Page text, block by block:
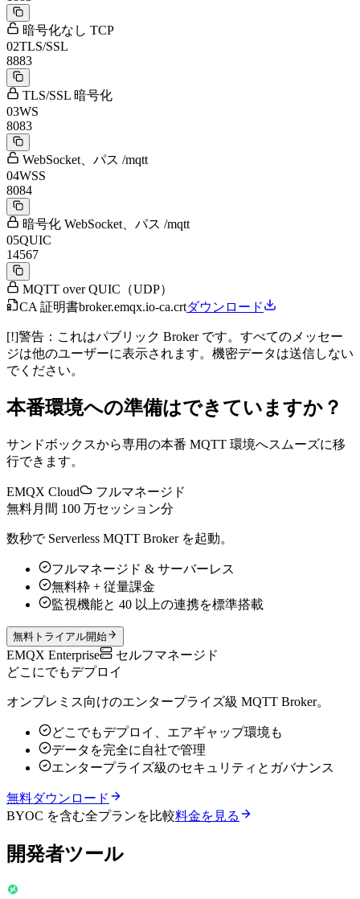
暗号化なし TCP
02TLS/SSL
8883
TLS/SSL 暗号化
03WS
8083
WebSocket、パス /mqtt
04WSS
8084
暗号化 WebSocket、パス /mqtt
05QUIC
14567
MQTT over QUIC（UDP）
CA 証明書broker.emqx.io-ca.crtダウンロード
[!]警告： これはパブリック Broker です。すべてのメッセー
ジは他のユーザーに表示されます。機密データは送信しない
でください。
本番環境への準備はできていますか？
サンドボックスから専用の本番 MQTT 環境へスムーズに移
行できます。
EMQX Cloud
フルマネージド
無料月間 100 万セッション分
数秒で Serverless MQTT Broker を起動。
フルマネージド & サーバーレス
無料枠 + 従量課金
監視機能と 40 以上の連携を標準搭載
無料トライアル開始
EMQX Enterprise
セルフマネージド
どこにでもデプロイ
オンプレミス向けのエンタープライズ級 MQTT Broker。
どこでもデプロイ、エアギャップ環境も
データを完全に自社で管理
エンタープライズ級のセキュリティとガバナンス
無料ダウンロード
BYOC を含む全プランを比較料金を見る
開発者ツール